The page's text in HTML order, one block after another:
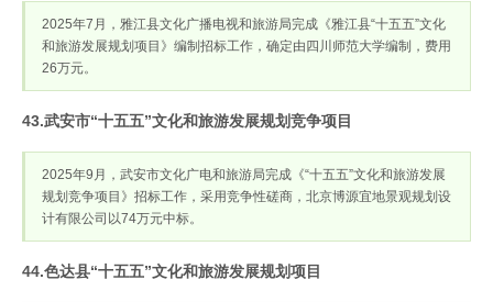
2025年7月，雅江县文化广播电视和旅游局完成《雅江县“十五五”文化
和旅游发展规划项目》编制招标工作，确定由四川师范大学编制，费用
26万元。
43.武安市“十五五”文化和旅游发展规划竞争项目
2025年9月，武安市文化广电和旅游局完成《“十五五”文化和旅游发展
规划竞争项目》招标工作，采用竞争性磋商，北京博源宜地景观规划设
计有限公司以74万元中标。
44.色达县“十五五”文化和旅游发展规划项目